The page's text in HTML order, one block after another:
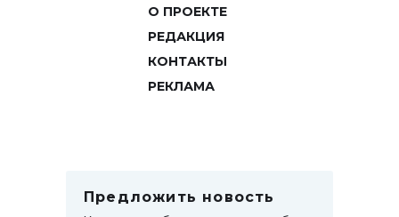
О ПРОЕКТЕ
РЕДАКЦИЯ
КОНТАКТЫ
РЕКЛАМА
Предложить новость